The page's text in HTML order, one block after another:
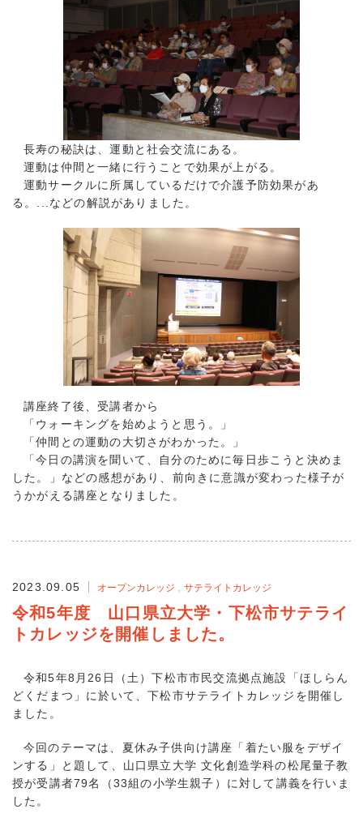
長寿の秘訣は、運動と社会交流にある。
運動は仲間と一緒に行うことで効果が上がる。
運動サークルに所属しているだけで介護予防効果があ
る。...などの解説がありました。
講座終了後、受講者から
「ウォーキングを始めようと思う。」
「仲間との運動の大切さがわかった。」
「今日の講演を聞いて、自分のために毎日歩こうと決めま
した。」などの感想があり、前向きに意識が変わった様子が
うかがえる講座となりました。
2023.09.05 オープンカレッジ サテライトカレッジ
令和5年度 山口県立大学・下松市サテライ
トカレッジを開催しました。
令和5年8月26日（土）下松市市民交流拠点施設「ほしらん
どくだまつ」に於いて、下松市サテライトカレッジを開催し
ました。
今回のテーマは、夏休み子供向け講座「着たい服をデザイ
ンする」と題して、山口県立大学 文化創造学科の松尾量子教
授が受講者79名（33組の小学生親子）に対して講義を行いま
した。